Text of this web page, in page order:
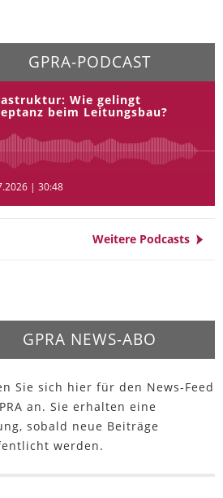
GPRA-PODCAST
Wie gelingt
beim Leitungsbau?
| 30:48
Weitere Podcasts
GPRA NEWS-ABO
Sie sich hier für den News-Feed
an. Sie erhalten eine
sobald neue Beiträge
werden.